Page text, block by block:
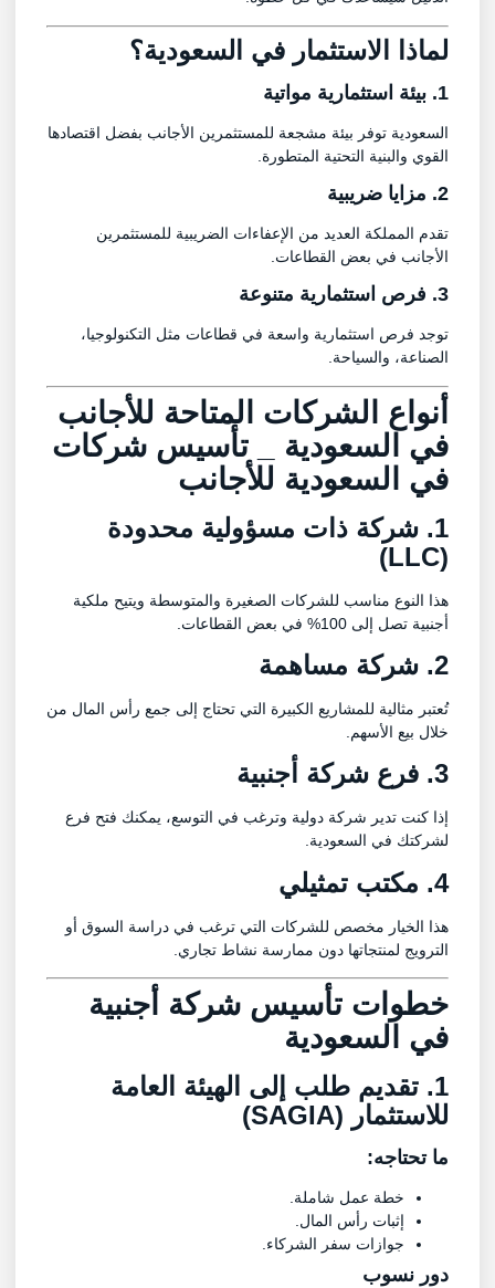
لماذا الاستثمار في السعودية؟
السعودية توفر بيئة مشجعة للمستثمرين الأجانب بفضل اقتصادها
القوي والبنية التحتية المتطورة.
تقدم المملكة العديد من الإعفاءات الضريبية للمستثمرين
الأجانب في بعض القطاعات.
توجد فرص استثمارية واسعة في قطاعات مثل التكنولوجيا،
الصناعة، والسياحة.
أنواع الشركات المتاحة للأجانب
في السعودية _ تأسيس شركات
في السعودية للأجانب
1. شركة ذات مسؤولية محدودة
هذا النوع مناسب للشركات الصغيرة والمتوسطة ويتيح ملكية
أجنبية تصل إلى 100% في بعض القطاعات.
2. شركة مساهمة
تُعتبر مثالية للمشاريع الكبيرة التي تحتاج إلى جمع رأس المال من
خلال بيع الأسهم.
3. فرع شركة أجنبية
إذا كنت تدير شركة دولية وترغب في التوسع، يمكنك فتح فرع
لشركتك في السعودية.
4. مكتب تمثيلي
هذا الخيار مخصص للشركات التي ترغب في دراسة السوق أو
الترويج لمنتجاتها دون ممارسة نشاط تجاري.
خطوات تأسيس شركة أجنبية
في السعودية
1. تقديم طلب إلى الهيئة العامة
للاستثمار (SAGIA)
ما تحتاجه:
خطة عمل شاملة.
إثبات رأس المال.
جوازات سفر الشركاء.
دور نسوب